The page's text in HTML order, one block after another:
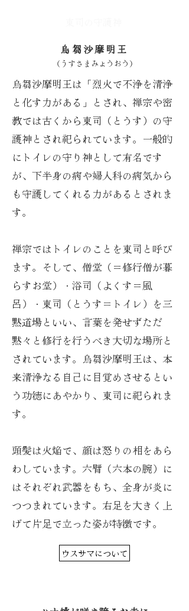
烏芻沙摩明王
（うすさま みょうおう ）
​烏芻沙摩明王は「烈火で不浄を清浄
と化す力がある」とされ、禅宗や密
教では古くから東司（とうす）の守
護神とされ祀られています。一般的
にトイレの守り神として有名です
が、下半身の病や婦人科の病気から
も守護してくれる力があるとされま
す。
禅宗ではトイレのことを東司と呼び
ます。そして、僧堂（＝修行僧が暮
らすお堂）・浴司（よくす＝風
呂）・東司（とうす＝トイレ）を三
黙道場といい、言葉を発せずただ
黙々と修行を行うべき大切な場所と
されています。烏芻沙摩明王は、本
来清浄なる自己に目覚めさせるとい
う功徳にあやかり、東司に祀られま
す。
頭髪は火焔で、顔は怒りの相をあら
わしています。六臂（六本の腕）に
はそれぞれ武器をもち、全身が炎に
つつまれています。右足を大きく上
げて片足で立った姿が特徴です。
ウスサマについて